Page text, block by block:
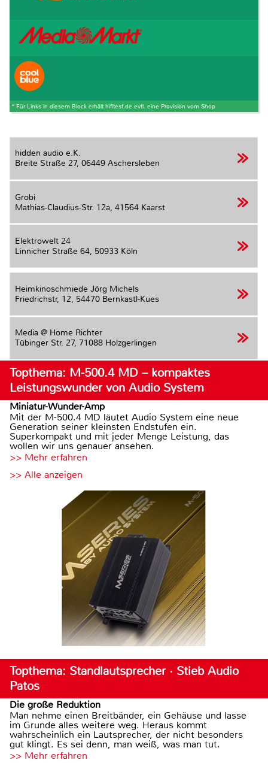
* Für Links in diesem Block erhält hifitest.de evtl. eine Provision vom Shop
hidden audio e.K.
Breite Straße 27, 06449 Aschersleben
Grobi
Mathias-Claudius-Str. 12a, 41564 Kaarst
Elektrowelt 24
Linnicher Straße 64, 50933 Köln
Heimkinoschmiede Jörg Michels
Friedrichstr, 12, 54470 Bernkastl-Kues
Media @ Home Richter
Tübinger Str. 27, 71088 Holzgerlingen
Topthema: M-500.4 MD – kompaktes
Leistungswunder von Audio System
Miniatur-Wunder-Amp
Mit der M-500.4 MD läutet Audio System eine neue
Generation seiner kleinsten Endstufen ein.
Superkompakt und mit jeder Menge Leistung, das
wollen wir uns genauer ansehen.
>> Mehr erfahren
>> Alle anzeigen
Topthema: Standlautsprecher · Stieb Audio
Patos
Die große Reduktion
Man nehme einen Breitbänder, ein Gehäuse und lasse
im Grunde alles weitere weg. Heraus kommt
wahrscheinlich ein Lautsprecher, der nicht besonders
gut klingt. Es sei denn, man weiß, was man tut.
>> Mehr erfahren